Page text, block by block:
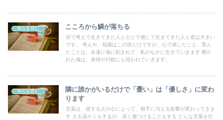
本心を育む こころから鱗が落ちる
頭で考えて生きてきた人と心とで感じて生きてきた人と差は大きい
です。 考えや、知識はこの世だけですが、心で感じたこと、育ん
だことは、永遠に魂に刻まれて、私のなかに生きていきます 磨か
れた魂は、表情や行動にも現われていきます。
本心を育む
隣に誰かがいるだけで「憂い」は「優しさ」に変わ
ります
言葉は、発する人の心によって、相手に与える影響が変わってきま
す 人を温かくもするが、深く傷つけることもする どんな言葉を伝